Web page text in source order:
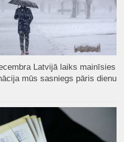
Latvijā laiks mainīsies
mūs sasniegs pāris dienu